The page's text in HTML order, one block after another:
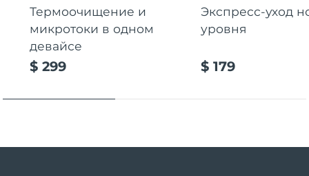
Термоочищение и
микротоки в одном
девайсе
$ 299
Экспресс-уход
уровня
$ 179